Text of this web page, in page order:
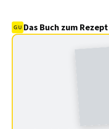
Das Buch zum Rezept